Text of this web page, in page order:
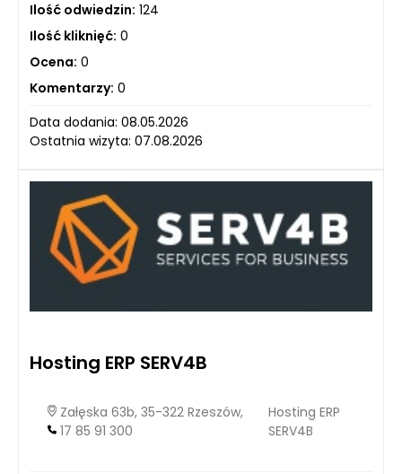
Ilość odwiedzin: 124
Ilość kliknięć: 0
Ocena: 0
Komentarzy: 0
Data dodania: 08.05.2026
Ostatnia wizyta: 07.08.2026
Hosting ERP SERV4B
Załęska 63b, 35-322 Rzeszów,
17 85 91 300
Hosting ERP
SERV4B